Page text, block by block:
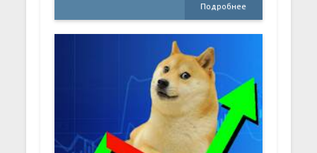
Подробнее